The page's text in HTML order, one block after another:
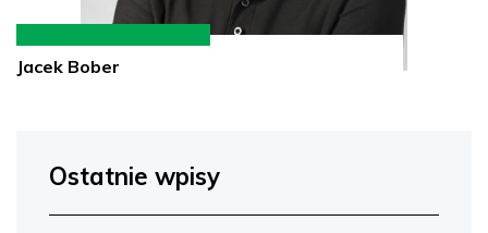
Jacek Bober
Ostatnie wpisy